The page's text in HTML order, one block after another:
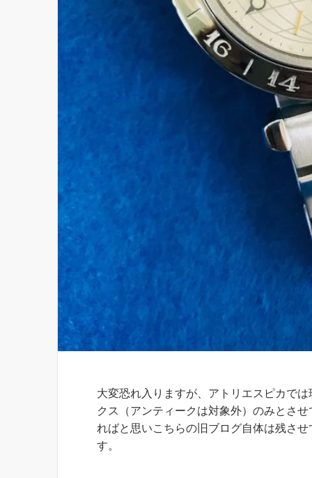
大変恐れ入りますが、アトリエスピカで
クス（アンティークは対象外）のみとさ
ればと思いこちらの旧ブログ自体は残さ
す。